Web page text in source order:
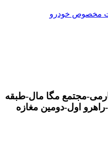
مخصوص خودرو
میدان صارمی-مجتمع مگا مال-طبقه
اول-دومین مغازه